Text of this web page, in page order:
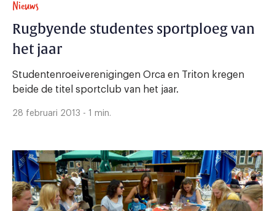
Nieuws
Rugbyende studentes sportploeg van
het jaar
Studentenroeiverenigingen Orca en Triton kregen
beide de titel sportclub van het jaar.
28 februari 2013 - 1 min.